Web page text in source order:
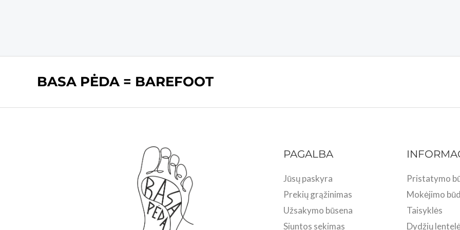
BASA PĖDA = BAREFOOT
PAGALBA
Jūsų paskyra
Prekių grąžinimas
Užsakymo būsena
Siuntos sekimas
Pristatymo
Mokėjimo
Taisyklės
Dydžių